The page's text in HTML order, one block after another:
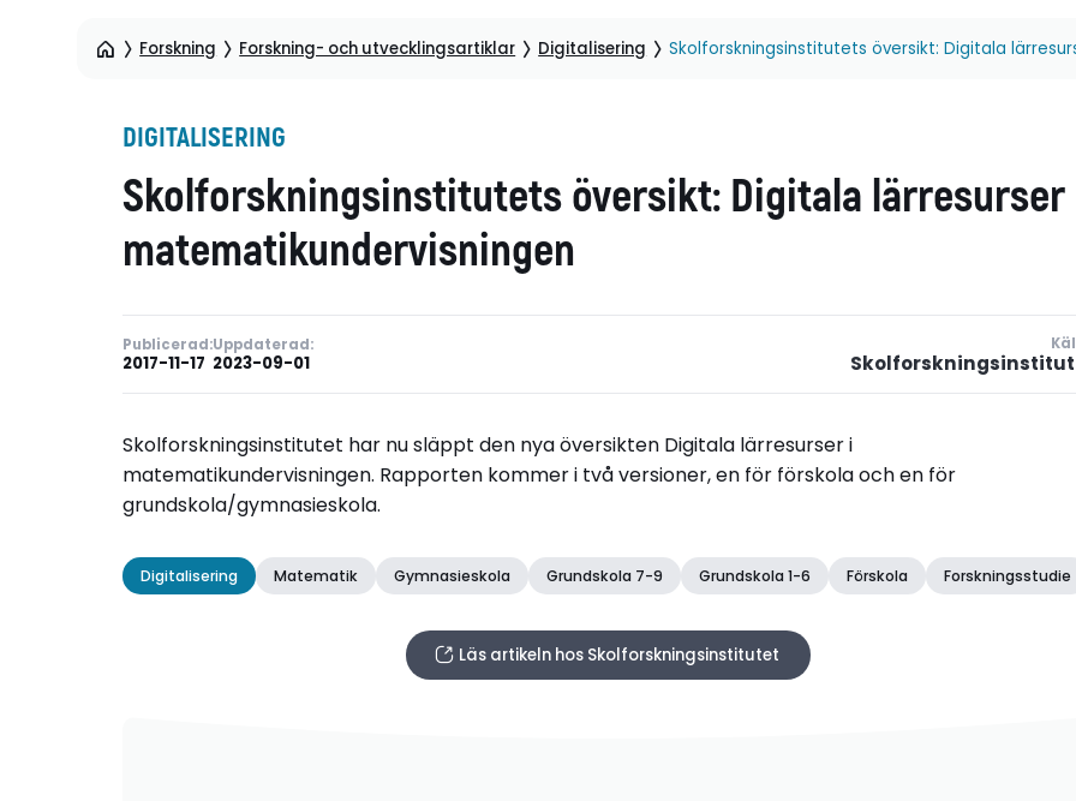
Forskning Forskning- och utvecklingsartiklar Digitalisering Skolforskningsinstitutets översikt: Digitala
DIGITALISERING
Skolforskningsinstitutets översikt: Digitala
matematikundervisningen
Publicerad:
2017-11-17
Uppdaterad:
2023-09-01
Skolforskningsinstitutet har nu släppt den nya översikten Digitala lärresurser i
matematikundervisningen. Rapporten kommer i två versioner, en för förskola och en för
grundskola/gymnasieskola.
Digitalisering Matematik Gymnasieskola Grundskola 7-9 Grundskola 1-6 Förskola Forskningsstudie
Läs artikeln hos Skolforskningsinstitutet